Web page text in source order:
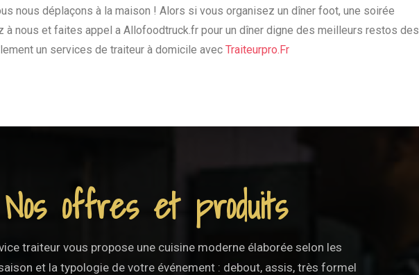
nous déplaçons à la maison ! Alors si vous organisez un dîner foot, une soirée
à nous et faites appel a Allofoodtruck.fr pour un dîner digne des meilleurs restos des
un services de traiteur à domicile avec Traiteurpro.Fr
Nos offres et produits
traiteur vous propose une cuisine moderne élaborée selon les
et la typologie de votre événement : debout, assis, très formel